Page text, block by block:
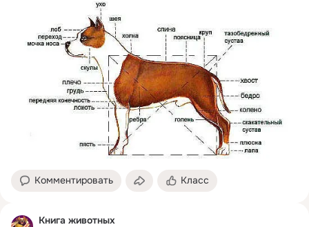
Комментировать Класс
Книга животных